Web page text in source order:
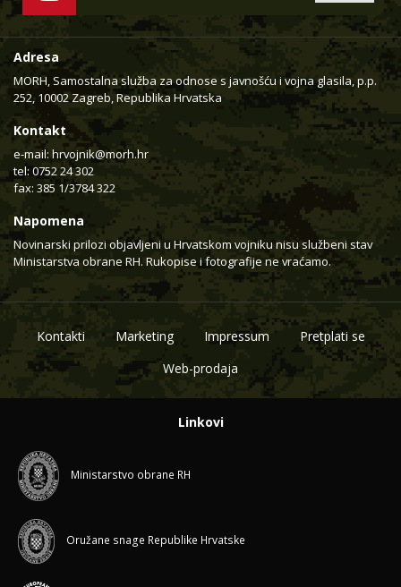
Adresa
MORH, Samostalna služba za odnose s javnošću i vojna glasila, p.p.
252, 10002 Zagreb, Republika Hrvatska
Kontakt
e-mail: hrvojnik@morh.hr
tel: 0752 24 302
fax: 385 1/3784 322
Napomena
Novinarski prilozi objavljeni u Hrvatskom vojniku nisu službeni stav
Ministarstva obrane RH. Rukopise i fotografije ne vraćamo.
Kontakti Marketing Impressum
Pretplati se
Web-prodaja
Linkovi
Ministarstvo obrane RH
Oružane snage Republike Hrvatske